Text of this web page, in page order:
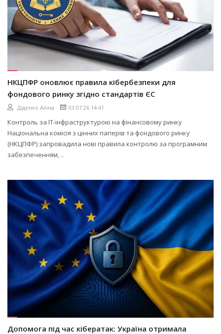
НКЦПФР оновлює правила кібербезпеки для
фондового ринку згідно стандартів ЄС
Діденко Аліна 03.07.26 14:41
Контроль за ІТ-інфраструктурою на фінансовому ринку
Національна комісія з цінних паперів та фондового ринку
(НКЦПФР) запровадила нові правила контролю за програмним
забезпеченням, ..
Допомога під час кібератак: Україна отримала